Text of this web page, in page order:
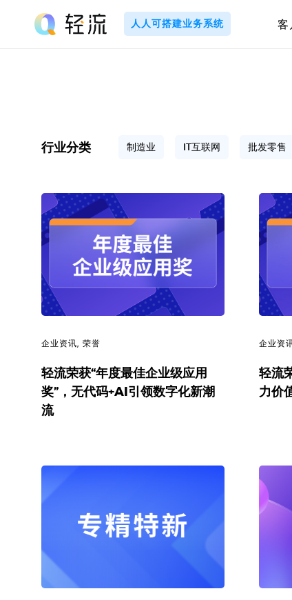
content
A
无
代
码
解
决
方
案
低
码
_
人人可搭建业务系统 客
行业分类 制造业 IT互联网 批发零售
企业资讯, 荣誉
轻流荣获“年度最佳企业级应用
奖”，无代码+AI引领数字化新潮
流
企业资
轻流
力价